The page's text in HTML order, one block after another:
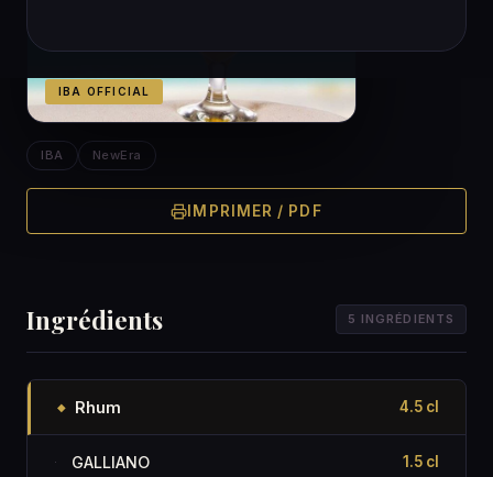
IBA OFFICIAL
IBA NewEra
IMPRIMER / PDF
Ingrédients 5 INGRÉDIENTS
◆ Rhum 4.5 cl
· GALLIANO 1.5 cl